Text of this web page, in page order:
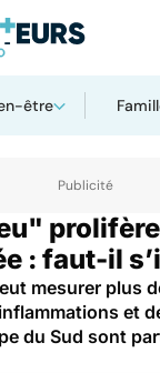
être
: faut-il
mesurer plus
et
du Sud sont